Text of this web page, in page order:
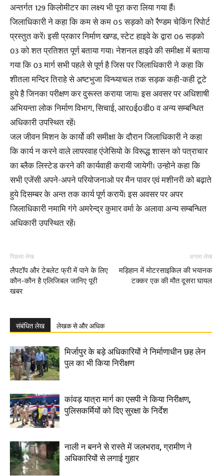
अन्तर्गत 129 किलोमीटर का लक्ष्य भी पूरा करा लिया गया हैं।
जिलाधिकारी ने कहा कि कम से कम 05 सड़को को रैण्डम चेकिंग रिपोर्ट
प्रस्तुत करें। इसी प्रकार निर्माण खण्ड, स्टेट हाइवे के द्वारा 06 सड़को
03 को शत प्रतिशत पूर्ण बताया गया। नेशनल हाइवे की समीक्षा में बताया
गया कि 03 मार्ग सभी पहले से पूर्ण है जिस पर जिलाधिकारी ने कहा कि
शीतला मन्दिर तिराहे से अष्टभुजा विन्ध्याचल तक सड़क कही-कही टूटे
हुये है जिनका परीक्षण कर दुरूस्त कराया जाय। इस अवसर पर अधिशाषी
अभियन्ता लोक निर्माण विभाग, सिचाई, आर0ई0डी0 व अन्य सम्बन्धित
अधिकारी उपस्थित रहें।
जल जीवन मिशन के कार्यो की समीक्षा के दौरान जिलाधिकारी ने कहा
कि कार्य न करने वाले लापरवाह एंजेसियो के विरूद्ध शासन को पत्राचार
का ब्लैक लिस्टेड करने की कार्यवाही करायी जायेगी। उन्होने कहा कि
सभी एजेंसी अपने-अपने परियोजनाओ पर मैन पावर एवं मशीनरी को बढ़ाते
हुये दिसम्बर के अन्त तक कार्य पूर्ण करायें। इस अवसर पर अपर
जिलाधिकारी नमामि गंगे अमरेन्द्र कुमार वर्मा के अलावा अन्य सम्बन्धित
अधिकारी उपस्थित रहें।
पिछला लेख
लैपटॉप और टेबलेट फ्री में पाने के लिए
कौन-कौन है एलिजिबल जानिए पूरी
खबर
अगला लेख
मड़िहान में मोटरसाइकिल की भयानक
टक्कर एक की मौत दूसरा घायल
संबंधित लेख लेखक से और अधिक
मिर्जापुर के बड़े अधिकारियों ने निर्माणाधीन छह लेन
पुल का भी किया निरीक्षण
कांवड़ यात्रा मार्ग का एसपी ने किया निरीक्षण,
पुलिसकर्मियों को दिए सुरक्षा के निर्देश
नाली न बनने से रास्ते में जलभराव, ग्रामीण ने
अधिकारियों से लगाई गुहार